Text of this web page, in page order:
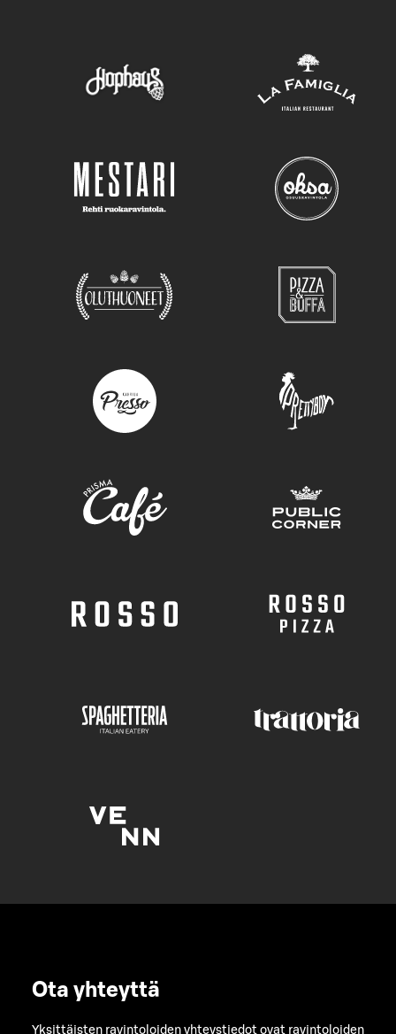
Ota yhteyttä
Yksittäisten ravintoloiden yhteystiedot ovat ravintoloiden